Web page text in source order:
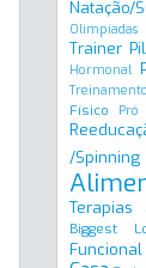
Natação/
Olimpíadas
Trainer
Hormonal
Físico
Pró
/Spinning
Terapias
Biggest
Funcional